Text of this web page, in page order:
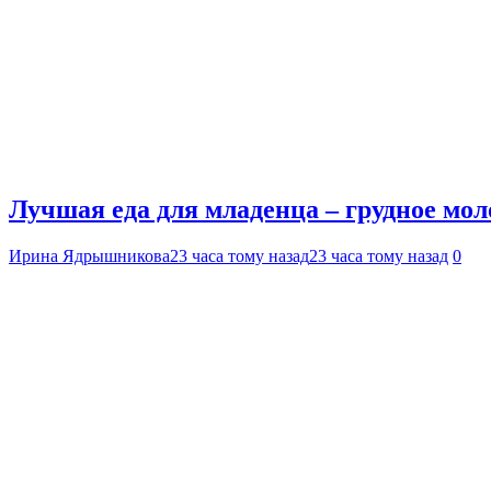
Лучшая еда для младенца – грудное
Ирина Ядрышникова23 часа тому назад23 часа тому назад 0